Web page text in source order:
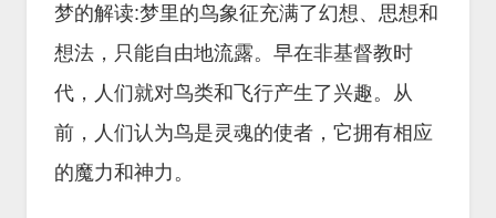
梦的解读:梦里的鸟象征充满了幻想、思想和
想法，只能自由地流露。早在非基督教时
代，人们就对鸟类和飞行产生了兴趣。从
前，人们认为鸟是灵魂的使者，它拥有相应
的魔力和神力。